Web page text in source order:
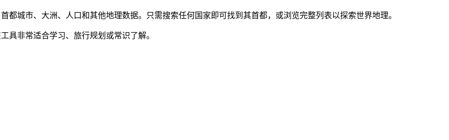
都城市、大洲、人口和其他地理数据。只需搜索任何国家即可找到其首都，或浏览完整列表以探索世界地理。
具非常适合学习、旅行规划或常识了解。